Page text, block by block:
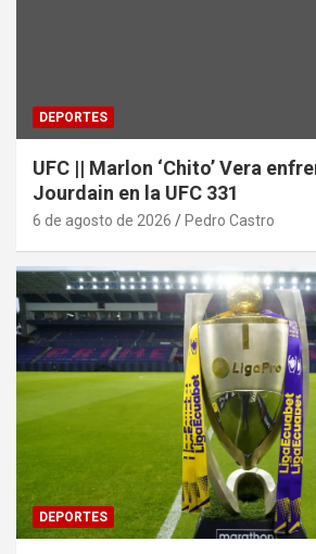
DEPORTES
UFC || Marlon ‘Chito’ Vera
Jourdain en la UFC 331
6 de agosto de 2026 Pedro Castro
DEPORTES